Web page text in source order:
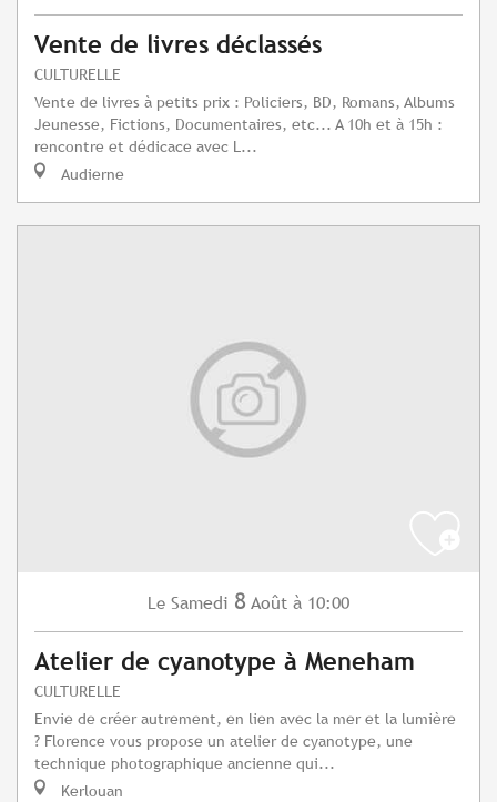
Vente de livres déclassés
CULTURELLE
Vente de livres à petits prix : Policiers, BD, Romans, Albums
Jeunesse, Fictions, Documentaires, etc... A 10h et à 15h :
rencontre et dédicace avec L...
Audierne
Le Samedi 8 Août à 10:00
Atelier de cyanotype à Meneham
CULTURELLE
Envie de créer autrement, en lien avec la mer et la lumière
? Florence vous propose un atelier de cyanotype, une
technique photographique ancienne qui...
Kerlouan